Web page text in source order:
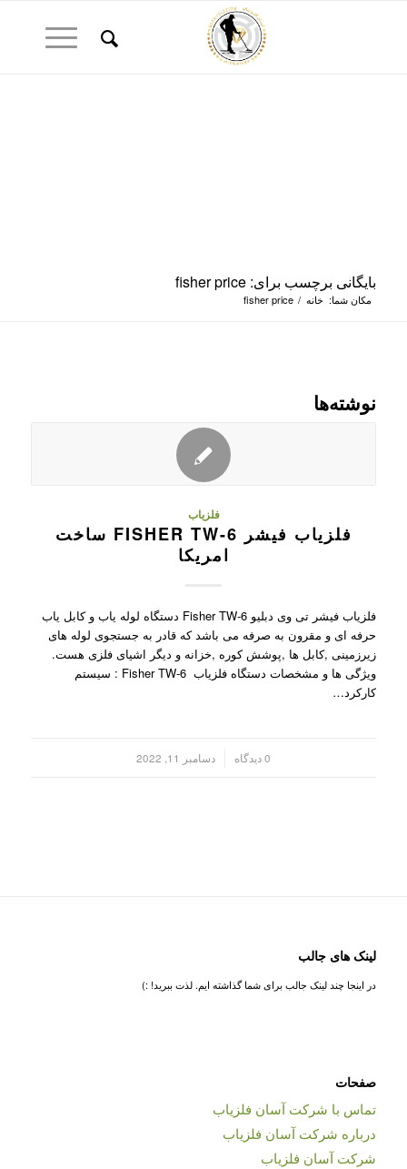
بایگانی برچسب برای: fisher price
مکان شما: خانه /
fisher price
نوشته‌ها
فلزیاب
فلزیاب فیشر FISHER TW-6 ساخت
امریکا
فلزیاب فیشر تی وی دبلیو Fisher TW-6 دستگاه لوله یاب و کابل یاب
حرفه ای و مقرون به صرفه می باشد که قادر به جستجوی لوله های
زیرزمینی ,کابل ها ,پوشش کوره ,خزانه و دیگر اشیای فلزی هست.
ویژگی ها و مشخصات دستگاه فلزیاب Fisher TW-6 : سیستم
کارکرد…
0 دیدگاه دسامبر 11, 2022
لینک های جالب
در اینجا چند لینک جالب برای شما گذاشته ایم. لذت ببرید! :)
صفحات
تماس با شرکت آسان فلزیاب
درباره شرکت آسان فلزیاب
شرکت آسان فلزیاب